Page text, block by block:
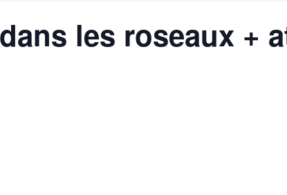
les roseaux +